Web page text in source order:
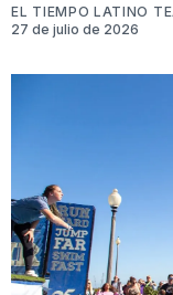
EL TIEMPO LATINO
27 de julio de 2026